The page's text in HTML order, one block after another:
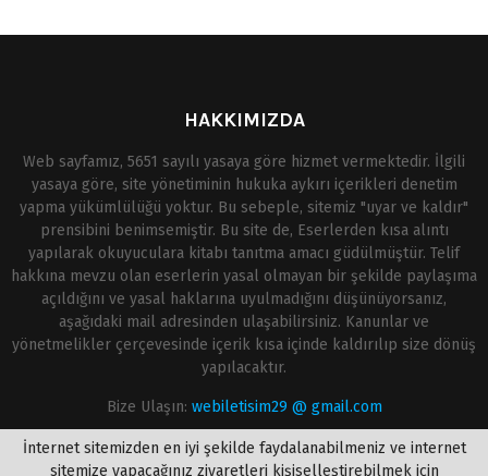
HAKKIMIZDA
Web sayfamız, 5651 sayılı yasaya göre hizmet vermektedir. İlgili
yasaya göre, site yönetiminin hukuka aykırı içerikleri denetim
yapma yükümlülüğü yoktur. Bu sebeple, sitemiz "uyar ve kaldır"
prensibini benimsemiştir. Bu site de, Eserlerden kısa alıntı
yapılarak okuyuculara kitabı tanıtma amacı güdülmüştür. Telif
hakkına mevzu olan eserlerin yasal olmayan bir şekilde paylaşıma
açıldığını ve yasal haklarına uyulmadığını düşünüyorsanız,
aşağıdaki mail adresinden ulaşabilirsiniz. Kanunlar ve
yönetmelikler çerçevesinde içerik kısa içinde kaldırılıp size dönüş
yapılacaktır.
Bize Ulaşın: webiletisim29 @ gmail.com
İnternet sitemizden en iyi şekilde faydalanabilmeniz ve internet
sitemize yapacağınız ziyaretleri kişiselleştirebilmek için